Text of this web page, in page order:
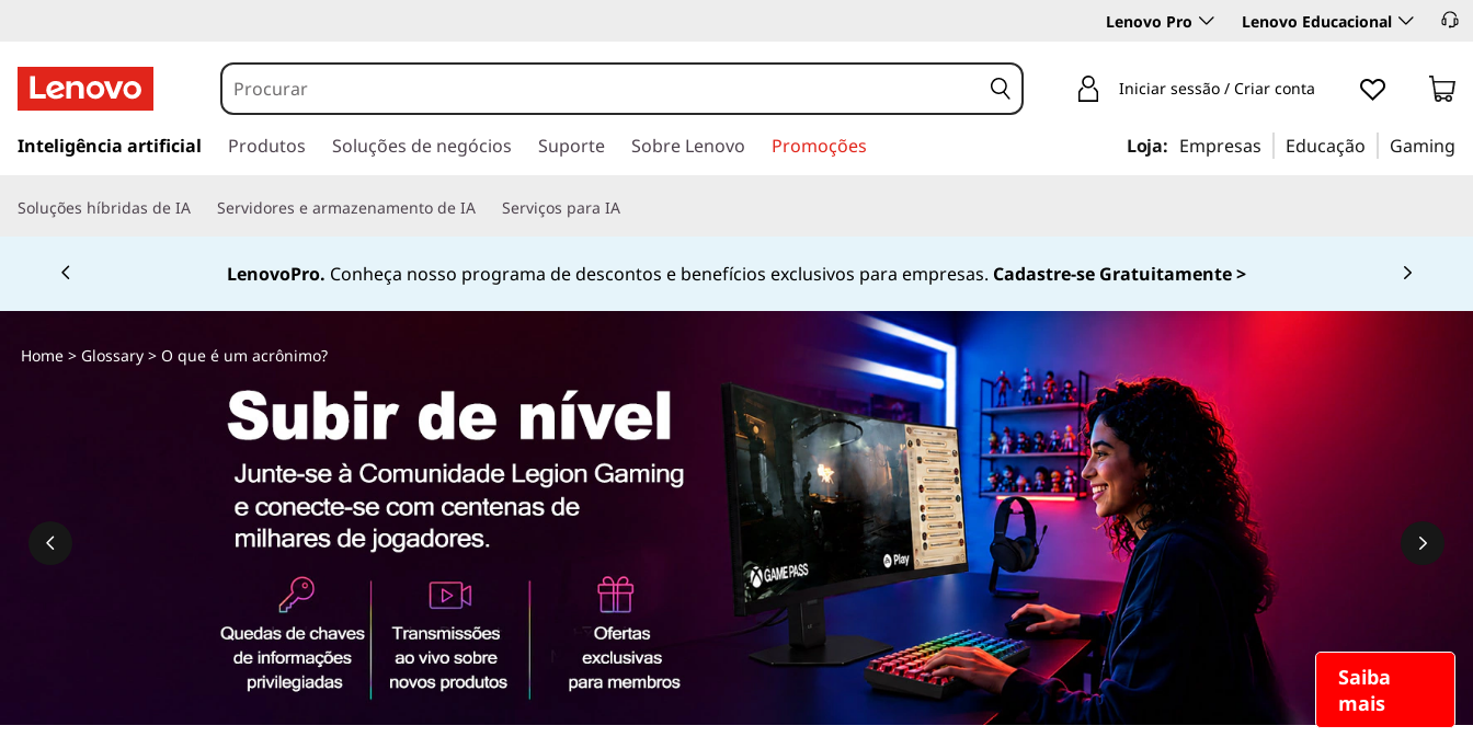
Lenovo Pro Lenovo Educacional
a
a
r
o
p
Iniciar sessão / Criar conta
Inteligência artificial Produtos Soluções de negócios Suporte Sobre Lenovo Promoções Loja: Empresas Educação Gaming
Soluções híbridas de IA Servidores e armazenamento de IA Serviços para IA
Fale conosco peloWhatsAppno número +55 13 4042 0656ou pelo número0800-536-6861 (Opção 2)
Currently displaying item 2 of 4
Saiba
mais
Home> Glossary> O que é um acrônimo?